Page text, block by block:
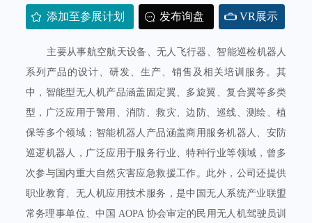
添加至参展计划 发布询盘 VR展示
主要从事航空航天设备、无人飞行器、智能巡检机器人
系列产品的设计、研发、生产、销售及相关培训服务。其
中，智能型无人机产品涵盖固定翼、多旋翼、复合翼等多类
型，广泛应用于警用、消防、救灾、边防、巡线、测绘、植
保等多个领域；智能机器人产品涵盖商用服务机器人、安防
巡逻机器人，广泛应用于服务行业、特种行业等领域，曾多
次参与国内重大自然灾害应急救援工作。此外，公司还提供
职业教育、无人机应用技术服务，是中国无人系统产业联盟
常务理事单位、中国 AOPA 协会审定的民用无人机驾驶员训